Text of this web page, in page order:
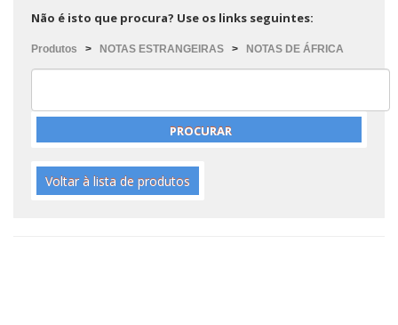
Não é isto que procura? Use os links seguintes:
Produtos > NOTAS ESTRANGEIRAS > NOTAS DE ÁFRICA
Voltar à lista de produtos